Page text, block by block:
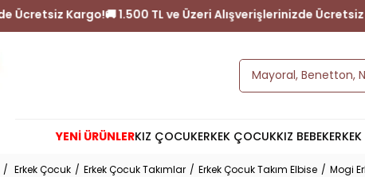
Alışverişlerinizde Ücretsiz Kargo!🚚 1.500 TL ve Üzeri
YENİ ÜRÜNLERKIZ ÇOCUKERKEK ÇOCUKKIZ BEBEK
Erkek Çocuk Erkek Çocuk Takımlar Erkek Çocuk Takım Elbise Mogi